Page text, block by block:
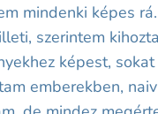
mindenki képes rá.
szerintem
képest, sokat
emberekben, naiv